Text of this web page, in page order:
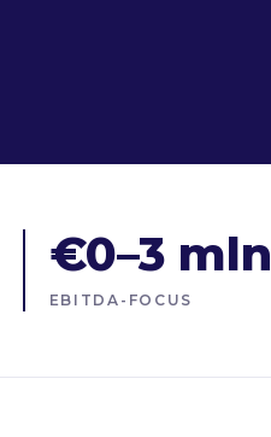
€0–3 mln
EBITDA-FOCUS